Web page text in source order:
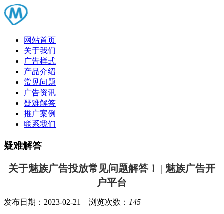
网站首页
关于我们
广告样式
产品介绍
常见问题
广告资讯
疑难解答
推广案例
联系我们
疑难解答
关于魅族广告投放常见问题解答！ | 魅族广告开
户平台
发布日期：2023-02-21 浏览次数： 145